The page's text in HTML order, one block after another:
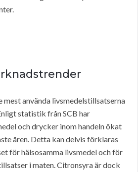
mest använda livsmedelstillsatserna
statistik från SCB har
och drycker inom handeln ökat
åren. Detta kan delvis förklaras
för hälsosamma livsmedel och för
i maten. Citronsyra är dock